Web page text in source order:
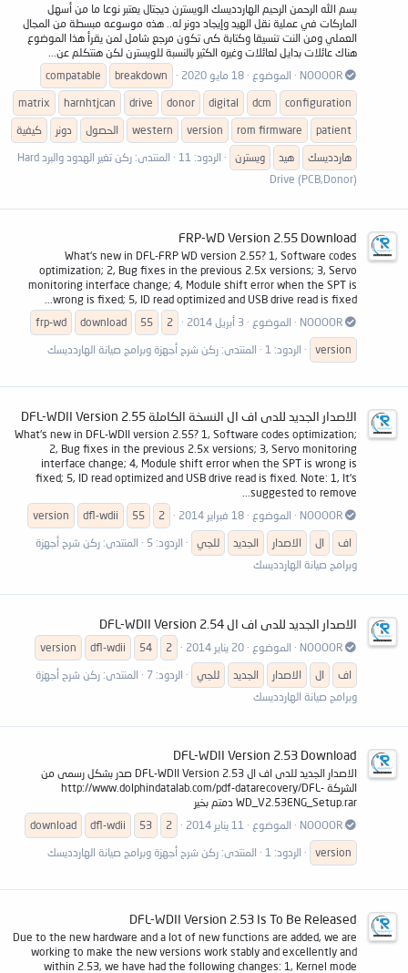
بسم الله الرحمن الرحيم الهاردديسك الويسترن ديجتال يعتبر نوعا ما من أسهل
الماركات في عملية نقل الهيد وإيجاد دونر له.. هذه موسوعه مبسطة من المجال
العملي ومن النت تنسيقا وكتابة كى تكون مرجع شامل لمن يقرأ هذا الموضوع
هناك عائلات بدايل لعائلات وغيره الكثير بالنسبة للويسترن لكن هنتكلم عن...
NOOOOR
الموضوع 18 مايو 2020 breakdown
compatable
configuration
dcm
digital
donor
drive
harnhtjcan
matrix
patient
rom firmware
version
western الحصول دونر
كيفية
هاردديسك
هيد ويسترن الردود: 11 المنتدى:
ركن تغير الهدود والبرد Hard
Drive (PCB,Donor)
FRP-WD Version 2.55 Download
What's new in DFL-FRP WD version 2.55? 1, Software codes
optimization; 2, Bug fixes in the previous 2.5x versions; 3, Servo
monitoring interface change; 4, Module shift error when the SPT is
wrong is fixed; 5, ID read optimized and USB drive read is fixed...
NOOOOR
الموضوع 3 أبريل 2014 2
55
download
frp-wd
version
الردود: 1 المنتدى: ركن شرح أجهزة وبرامج صيانة الهاردديسك
الاصدار الجديد للدى اف ال النسخة الكاملة DFL-WDII Version 2.55
What's new in DFL-WDII version 2.55? 1, Software codes optimization;
2, Bug fixes in the previous 2.5x versions; 3, Servo monitoring
interface change; 4, Module shift error when the SPT is wrong is
fixed; 5, ID read optimized and USB drive read is fixed. Note: 1, It's
suggested to remove...
NOOOOR
الموضوع 18 فبراير 2014 2
55
dfl-wdii
version
اف
ال الاصدار الجديد للجي الردود: 5 المنتدى: ركن شرح أجهزة
وبرامج صيانة الهاردديسك
الاصدار الجديد للدى اف ال DFL-WDII Version 2.54
NOOOOR الموضوع 20 يناير 2014 2
54
dfl-wdii
version
اف
ال الاصدار الجديد للجي الردود: 7 المنتدى: ركن شرح أجهزة
وبرامج صيانة الهاردديسك
DFL-WDII Version 2.53 Download
الاصدار الجديد للدى اف ال DFL-WDII Version 2.53 صدر بشكل رسمى من
الشركة http://www.dolphindatalab.com/pdf-datarecovery/DFL-
WD_V2.53ENG_Setup.rar دمتم بخير
NOOOOR
الموضوع 11 يناير 2014 2
53
dfl-wdii
download
version
الردود: 1 المنتدى: ركن شرح أجهزة وبرامج صيانة الهاردديسك
DFL-WDII Version 2.53 Is To Be Released
Due to the new hardware and a lot of new functions are added, we are
working to make the new versions work stably and excellently and
within 2.53, we have had the following changes: 1, Kernel mode